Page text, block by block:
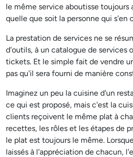
le même service aboutisse toujours
quelle que soit la personne qui s'en
La prestation de services ne se
d'outils, à un catalogue de services
tickets. Et le simple fait de vendre
pas qu'il sera fourni de manière
Imaginez un peu la cuisine d'un
ce qui est proposé, mais c'est la
clients reçoivent le même plat à
recettes, les rôles et les étapes de
le plat est toujours le même.
laissés à l'appréciation de chacun,